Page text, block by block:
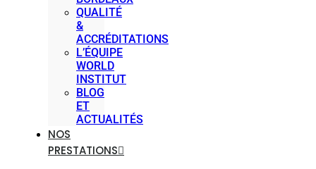
QUALITÉ
&
ACCRÉDITATIONS
L’ÉQUIPE
WORLD
INSTITUT
BLOG
ET
ACTUALITÉS
NOS
PRESTATIONS